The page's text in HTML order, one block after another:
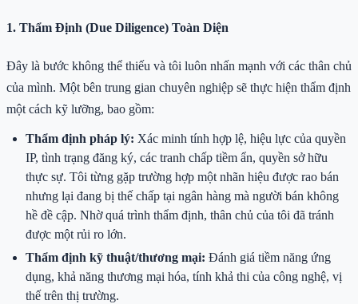
1. Thẩm Định (Due Diligence) Toàn Diện
Đây là bước không thể thiếu và tôi luôn nhấn mạnh với các thân chủ
của mình. Một bên trung gian chuyên nghiệp sẽ thực hiện thẩm định
một cách kỹ lưỡng, bao gồm:
Thẩm định pháp lý: Xác minh tính hợp lệ, hiệu lực của quyền
IP, tình trạng đăng ký, các tranh chấp tiềm ẩn, quyền sở hữu
thực sự. Tôi từng gặp trường hợp một nhãn hiệu được rao bán
nhưng lại đang bị thế chấp tại ngân hàng mà người bán không
hề đề cập. Nhờ quá trình thẩm định, thân chủ của tôi đã tránh
được một rủi ro lớn.
Thẩm định kỹ thuật/thương mại: Đánh giá tiềm năng ứng
dụng, khả năng thương mại hóa, tính khả thi của công nghệ, vị
thế trên thị trường.